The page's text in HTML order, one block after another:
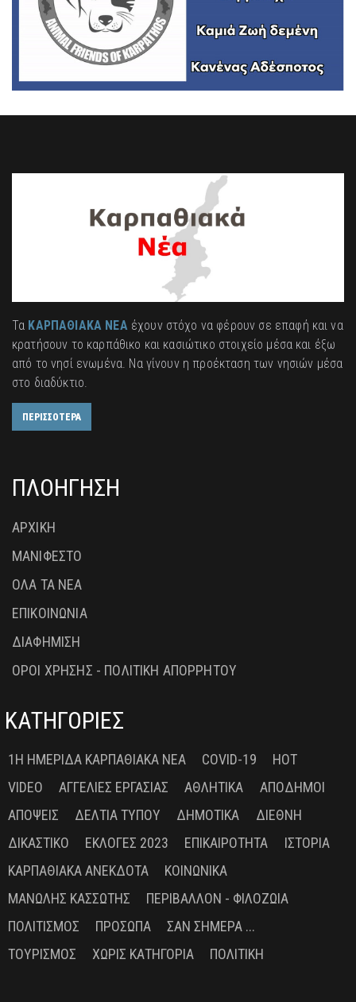
Τα ΚΑΡΠΑΘΙΑΚΑ ΝΕΑέχουν στόχο να φέρουν σε επαφή και να
κρατήσουν το καρπάθικο και κασιώτικο στοιχείο μέσα και έξω
από το νησί ενωμένα. Να γίνουν η προέκταση των νησιών μέσα
στο διαδύκτιο.
ΠΕΡΙΣΣΟΤΕΡΑ
ΠΛΟΗΓΗΣΗ
ΑΡΧΙΚΗ
ΜΑΝΙΦΕΣΤΟ
ΟΛΑ ΤΑ ΝΕΑ
ΕΠΙΚΟΙΝΩΝΙΑ
ΔΙΑΦΗΜΙΣΗ
ΟΡΟΙ ΧΡΗΣΗΣ - ΠΟΛΙΤΙΚΗ ΑΠΟΡΡΗΤΟΥ
ΚΑΤΗΓΟΡΙΕΣ
1Η ΗΜΕΡΊΔΑ ΚΑΡΠΑΘΙΑΚΆ ΝΈΑ COVID-19
HOT
VIDEO
ΑΓΓΕΛΊΕΣ ΕΡΓΑΣΊΑΣ ΑΘΛΗΤΙΚΆ
ΑΠΌΔΗΜΟΙ
ΑΠΌΨΕΙΣ
ΔΕΛΤΊΑ ΤΎΠΟΥ ΔΗΜΟΤΙΚΆ
ΔΙΕΘΝΉ
ΔΙΚΑΣΤΙΚΌ
ΕΚΛΟΓΈΣ 2023 ΕΠΙΚΑΙΡΌΤΗΤΑ
ΙΣΤΟΡΊΑ
ΚΑΡΠΑΘΙΑΚΆ ΑΝΈΚΔΟΤΑ
ΚΟΙΝΩΝΙΚΆ
ΜΑΝΏΛΗΣ ΚΑΣΣΏΤΗΣ
ΠΕΡΙΒΆΛΛΟΝ - ΦΙΛΟΖΩΊΑ
ΠΟΛΙΤΙΣΜΌΣ
ΠΡΌΣΩΠΑ
ΣΑΝ ΣΉΜΕΡΑ ...
ΤΟΥΡΙΣΜΌΣ
ΧΩΡΊΣ ΚΑΤΗΓΟΡΊΑ ΠΟΛΙΤΙΚΉ